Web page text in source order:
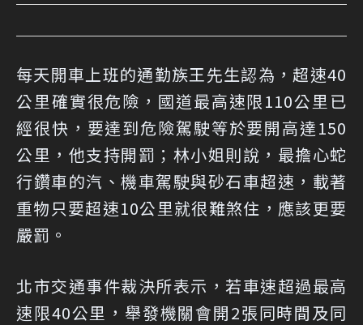
每天開車上班的通勤族王先生認為，超速40
公里確實很危險，國道最高速限110公里已
經很快，要達到危險駕駛等於要開高達150
公里，他支持開罰；林小姐則說，最擔心蛇
行鑽車的汽、機車駕駛與砂石車超速，載著
重物只要超速10公里就很難煞住，應該更要
嚴罰。
北市交通事件裁決所表示，若車速超過最高
速限40公里，舉發機關會開2張同時間及同